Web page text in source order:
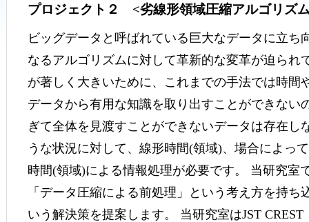
プロジェクト２ <劣線形領域圧縮アルゴリズ
ビッグデータと呼ばれている巨大なデータに立ち
なるアルゴリズムに対して革新的な変革が迫られ
が著しく大きいために、これまでの手法では時間
データから有用な知識を取り出すことができない
ぎて全体を見渡すことができないデータは存在し
うな状況に対して、線形時間(領域)、場合によっ
時間(領域)による情報処理が必要です。 当研究室
「データ圧縮による前処理」という考え方を持ち
いう解決策を提案します。 当研究室はJST